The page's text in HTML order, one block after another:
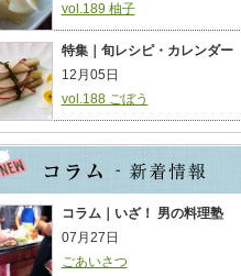
vol.189 柚子
特集｜旬レシピ・カレンダー
12月05日
vol.188 ごぼう
コラム｜いざ！ 男の料理塾
07月27日
ごあいさつ